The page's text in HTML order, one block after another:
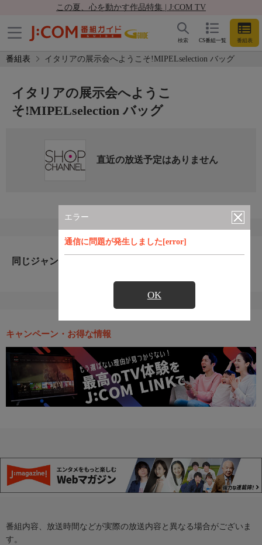
この夏、心を動かす作品特集 | J:COM TV
CS番組一覧 番組表
検索
番組表 イタリアの展示会へようこそ!MIPELselection バッグ
エラー
通信に問題が発生しました[error]
OK
イタリアの展示会へようこ
そ!MIPELselection バッグ
直近の放送予定はありません
同じジャンルのおすすめ番組
キャンペーン・お得な情報
番組内容、放送時間などが実際の放送内容と異なる場合がございま
す。